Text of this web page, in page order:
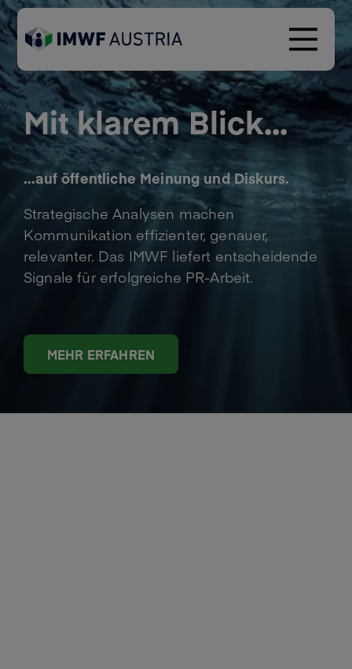
Mit klarem Blick...
...auf öffentliche Meinung und Diskurs.
Strategische Analysen machen
Kommunikation effizienter, genauer,
relevanter. Das IMWF liefert entscheidende
Signale für erfolgreiche PR-Arbeit.
MEHR ERFAHREN